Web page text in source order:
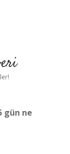
gün ne